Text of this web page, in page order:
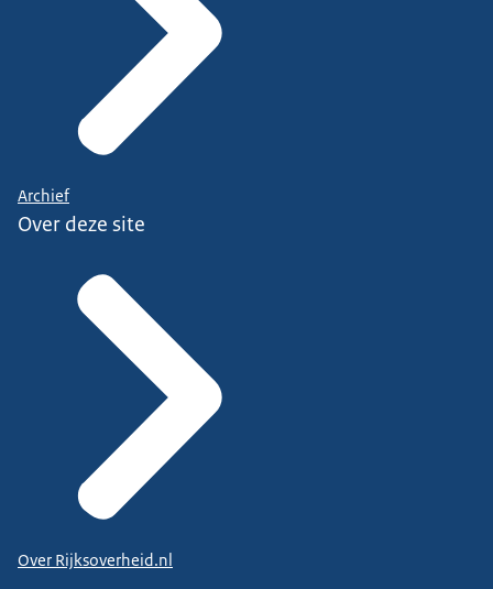
Archief
Over deze site
Over Rijksoverheid.nl